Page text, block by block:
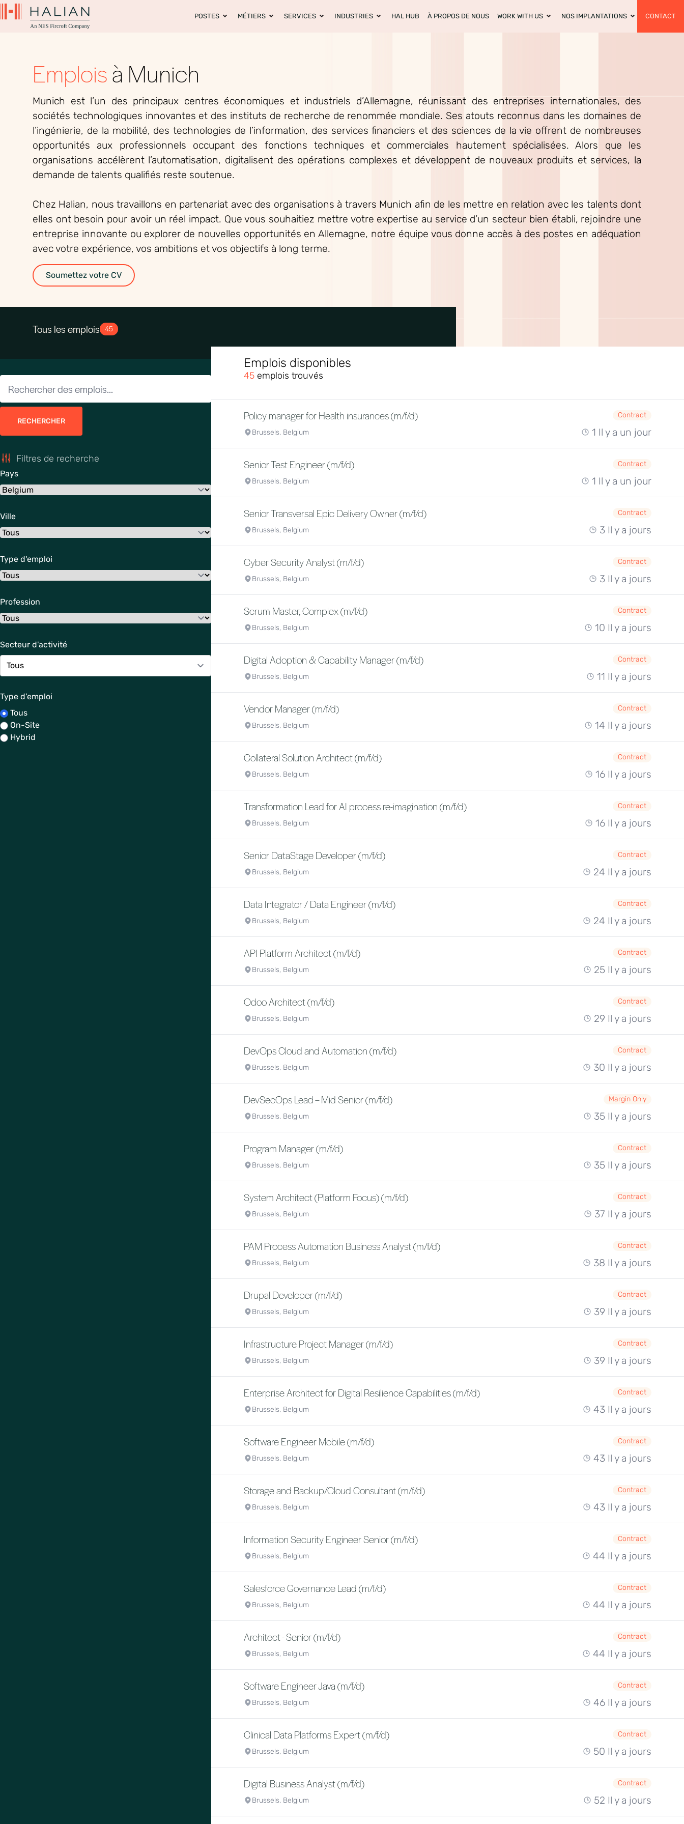
POSTES MÉTIERS SERVICES INDUSTRIES HAL HUB À PROPOS DE NOUS WORK WITH US NOS IMPLANTATIONS CONTACT
Emploisà Munich
Munich est l’un des principaux centres économiques et industriels d’Allemagne, réunissant des entreprises internationales, des
sociétés technologiques innovantes et des instituts de recherche de renommée mondiale. Ses atouts reconnus dans les domaines de
l’ingénierie, de la mobilité, des technologies de l’information, des services financiers et des sciences de la vie offrent de nombreuses
opportunités aux professionnels occupant des fonctions techniques et commerciales hautement spécialisées. Alors que les
organisations accélèrent l’automatisation, digitalisent des opérations complexes et développent de nouveaux produits et services, la
demande de talents qualifiés reste soutenue.
Chez Halian, nous travaillons en partenariat avec des organisations à travers Munich afin de les mettre en relation avec les talents dont
elles ont besoin pour avoir un réel impact. Que vous souhaitiez mettre votre expertise au service d’un secteur bien établi, rejoindre une
entreprise innovante ou explorer de nouvelles opportunités en Allemagne, notre équipe vous donne accès à des postes en adéquation
avec votre expérience, vos ambitions et vos objectifs à long terme.
Soumettez votre CV
Tous les emplois 45
RECHERCHER
Filtres de recherche
Pays
Ville
Type d'emploi
Profession
Secteur d'activité
Type d'emploi
Tous
On-Site
Hybrid
Emplois disponibles
45emplois trouvés
Policy manager for Health insurances (m/f/d)
Contract
Brussels, Belgium
1 Il y a un jour
Senior Test Engineer (m/f/d)
Contract
Brussels, Belgium
1 Il y a un jour
Senior Transversal Epic Delivery Owner (m/f/d)
Contract
Brussels, Belgium
3 Il y a jours
Cyber Security Analyst (m/f/d)
Contract
Brussels, Belgium
3 Il y a jours
Scrum Master, Complex (m/f/d)
Contract
Brussels, Belgium
10 Il y a jours
Digital Adoption & Capability Manager (m/f/d)
Contract
Brussels, Belgium
11 Il y a jours
Vendor Manager (m/f/d)
Contract
Brussels, Belgium
14 Il y a jours
Collateral Solution Architect (m/f/d)
Contract
Brussels, Belgium
16 Il y a jours
Transformation Lead for AI process re-imagination (m/f/d)
Contract
Brussels, Belgium
16 Il y a jours
Senior DataStage Developer (m/f/d)
Contract
Brussels, Belgium
24 Il y a jours
Data Integrator / Data Engineer (m/f/d)
Contract
Brussels, Belgium
24 Il y a jours
API Platform Architect (m/f/d)
Contract
Brussels, Belgium
25 Il y a jours
Odoo Architect (m/f/d)
Contract
Brussels, Belgium
29 Il y a jours
DevOps Cloud and Automation (m/f/d)
Contract
Brussels, Belgium
30 Il y a jours
DevSecOps Lead – Mid Senior (m/f/d)
Margin Only
Brussels, Belgium
35 Il y a jours
Program Manager (m/f/d)
Contract
Brussels, Belgium
35 Il y a jours
System Architect (Platform Focus) (m/f/d)
Contract
Brussels, Belgium
37 Il y a jours
PAM Process Automation Business Analyst (m/f/d)
Contract
Brussels, Belgium
38 Il y a jours
Drupal Developer (m/f/d)
Contract
Brussels, Belgium
39 Il y a jours
Infrastructure Project Manager (m/f/d)
Contract
Brussels, Belgium
39 Il y a jours
Enterprise Architect for Digital Resilience Capabilities (m/f/d)
Contract
Brussels, Belgium
43 Il y a jours
Software Engineer Mobile (m/f/d)
Contract
Brussels, Belgium
43 Il y a jours
Storage and Backup/Cloud Consultant (m/f/d)
Contract
Brussels, Belgium
43 Il y a jours
Information Security Engineer Senior (m/f/d)
Contract
Brussels, Belgium
44 Il y a jours
Salesforce Governance Lead (m/f/d)
Contract
Brussels, Belgium
44 Il y a jours
Architect - Senior (m/f/d)
Contract
Brussels, Belgium
44 Il y a jours
Software Engineer Java (m/f/d)
Contract
Brussels, Belgium
46 Il y a jours
Clinical Data Platforms Expert (m/f/d)
Contract
Brussels, Belgium
50 Il y a jours
Digital Business Analyst (m/f/d)
Contract
Brussels, Belgium
52 Il y a jours